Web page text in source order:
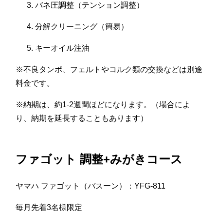
バネ圧調整（テンション調整）
分解クリーニング（簡易）
キーオイル注油
※不良タンポ、フェルトやコルク類の交換などは別途
料金です。
※納期は、約1-2週間ほどになります。（場合によ
り、納期を延長することもあります）
ファゴット 調整+みがきコース
ヤマハ ファゴット（バスーン）：YFG-811
毎月先着3名様限定